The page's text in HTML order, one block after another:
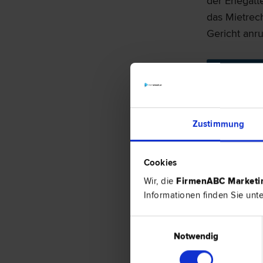
Zustimmung
Cookies
Wir, die FirmenABC
Informationen finden Sie
Notwendig
das
Gericht
Auch von
der
für die
gemeinsam